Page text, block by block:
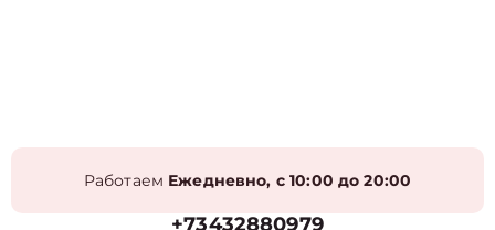
Работаем Ежедневно, с 10:00 до 20:00
+73432880979